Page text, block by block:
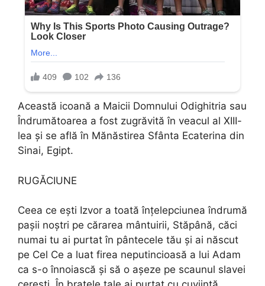
Această icoană a Maicii Domnului Odighitria sau
Îndrumătoarea a fost zugrăvită în veacul al XIII-
lea și se află în Mănăstirea Sfânta Ecaterina din
Sinai, Egipt.
RUGĂCIUNE
Ceea ce eşti Izvor a toată înţelepciunea îndrumă
paşii noştri pe cărarea mântuirii, Stăpână, căci
numai tu ai purtat în pântecele tău şi ai născut
pe Cel Ce a luat firea neputincioasă a lui Adam
ca s-o înnoiască şi să o aşeze pe scaunul slavei